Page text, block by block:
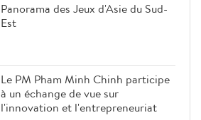
Panorama des Jeux d'Asie du Sud-
Est
Le PM Pham Minh Chinh participe
à un échange de vue sur
l'innovation et l'entrepreneuriat